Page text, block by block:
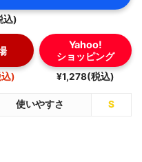
込)
)
Yahoo!
ショッピング
¥1,278(税込)
使いやすさ S